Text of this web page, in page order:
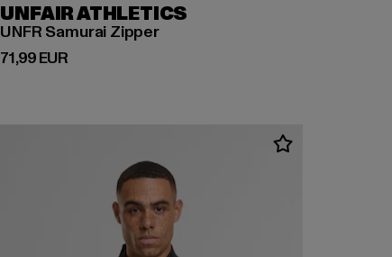
UNFAIR ATHLETICS
UNFR Samurai Zipper
71,99 EUR
Derzeitiger Preis: 71,99 EUR